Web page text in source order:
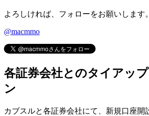
よろしければ、フォローをお願いします。
@macmmo
各証券会社とのタイアッ
ン
カブスルと各証券会社にて、 新規口座開